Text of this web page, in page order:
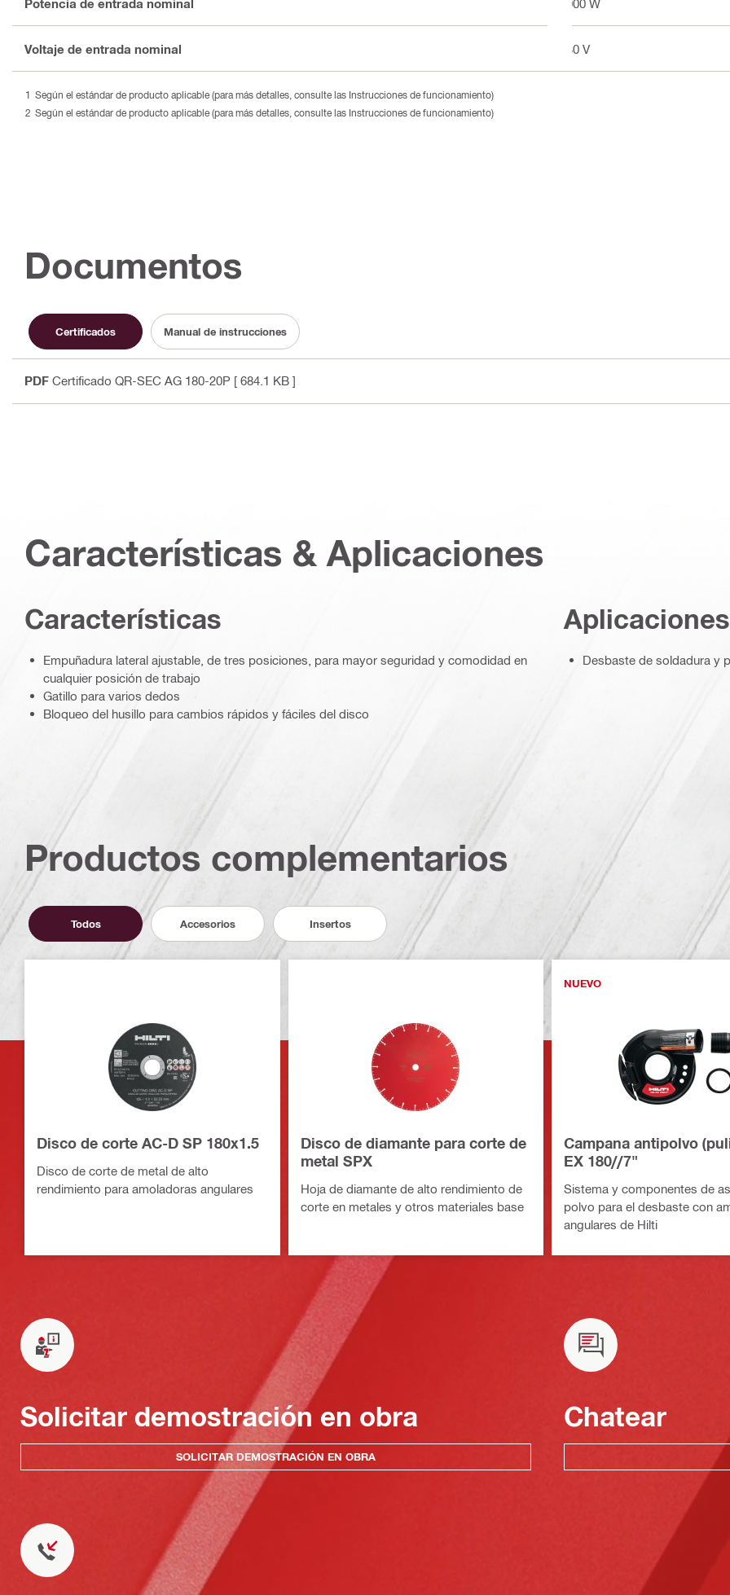
Voltaje de entrada nominal 230 V
Según el estándar de producto aplicable (para más detalles, consulte las Instrucciones de funcionamiento)
Según el estándar de producto aplicable (para más detalles, consulte las Instrucciones de funcionamiento)
Documentos
Certificados Manual de instrucciones
PDF Certificado QR-SEC AG 180-20P [ 684.1 KB ]
Características & Aplicaciones
Características
Empuñadura lateral ajustable, de tres posiciones, para mayor seguridad y comodidad en
cualquier posición de trabajo
Gatillo para varios dedos
Bloqueo del husillo para cambios rápidos y fáciles del disco
Aplicaciones
Desbaste de soldadura y
Productos complementarios
Todos Accesorios Insertos
Disco de corte AC-D SP 180x1.5
Disco de corte de metal de alto
rendimiento para amoladoras angulares
Disco de diamante para corte de
metal SPX
Hoja de diamante de alto rendimiento de
corte en metales y otros materiales base
NUEVO
Campana antipolvo
EX 180//7"
Sistema y componentes de
polvo para el desbaste con
angulares de Hilti
Solicitar demostración en obra
SOLICITAR DEMOSTRACIÓN EN OBRA
Chatear